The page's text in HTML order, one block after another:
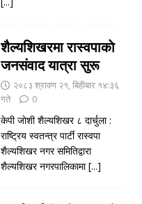
शैल्यशिखरमा रास्वपाकाे
जनसंवाद यात्रा सुरू
२०८३ श्रावण २१, बिहीबार १४:३६
गते
0
केपी जाेशी शैल्यशिखर ८ दार्चुला :
राष्ट्रिय स्वतन्त्र पार्टी रास्वपा
शैल्यशिखर नगर समितिद्वारा
शैल्यशिखर नगरपालिकामा[...]